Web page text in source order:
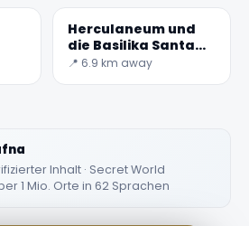
Herculaneum und
die Basilika Santa
Maria a Pugliano
📍 6.9 km away
Inhalt · Secret World
1 Mio. Orte in 62 Sprachen